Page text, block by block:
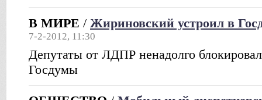
В МИРЕ / Жириновский устроил в
7-2-2012, 11:30
Депутаты от ЛДПР ненадолго
Госдумы